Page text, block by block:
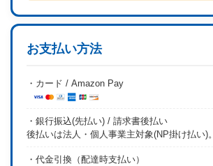
お支払い方法
・カード / Amazon Pay
・銀行振込(先払い) / 請求書後払い
後払いは法人・個人事業主対象(NP掛け払い)。
・代金引換（配達時支払い）